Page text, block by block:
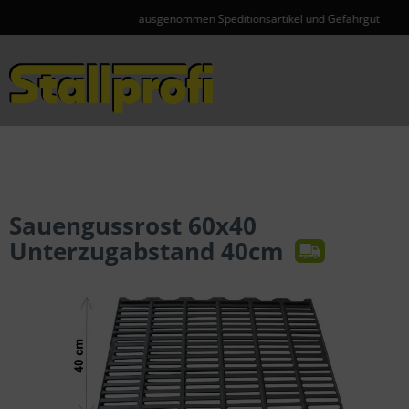
ausgenommen Speditionsartikel und Gefahrgut
Sauengussrost 60x40
Unterzugabstand 40cm